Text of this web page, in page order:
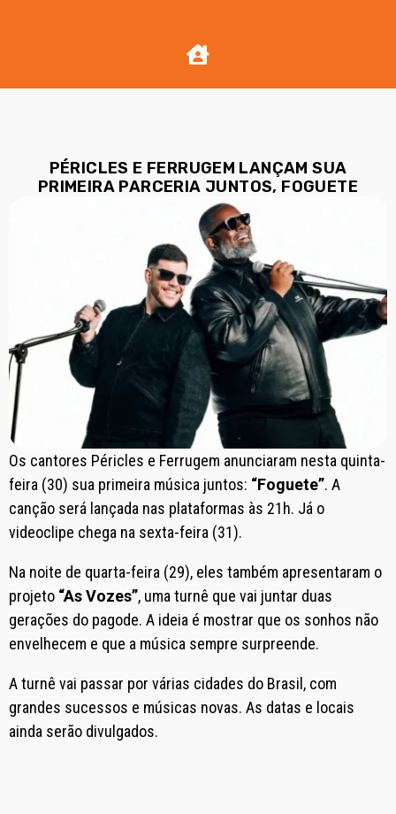
PÉRICLES E FERRUGEM LANÇAM SUA
PRIMEIRA PARCERIA JUNTOS, FOGUETE
Os cantores Péricles e Ferrugem anunciaram nesta quinta-
feira (30) sua primeira música juntos: “Foguete”. A
canção será lançada nas plataformas às 21h. Já o
videoclipe chega na sexta-feira (31).
Na noite de quarta-feira (29), eles também apresentaram o
projeto “As Vozes”, uma turnê que vai juntar duas
gerações do pagode. A ideia é mostrar que os sonhos não
envelhecem e que a música sempre surpreende.
A turnê vai passar por várias cidades do Brasil, com
grandes sucessos e músicas novas. As datas e locais
ainda serão divulgados.